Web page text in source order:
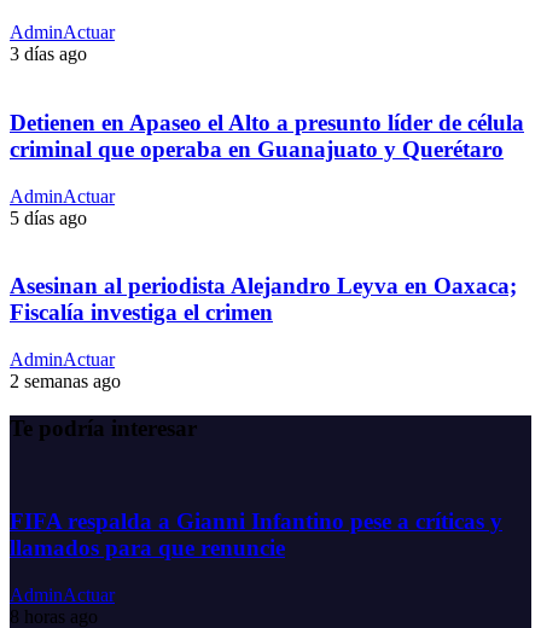
AdminActuar
3 días ago
Detienen en Apaseo el Alto a presunto líder de célula
criminal que operaba en Guanajuato y Querétaro
AdminActuar
5 días ago
Asesinan al periodista Alejandro Leyva en Oaxaca;
Fiscalía investiga el crimen
AdminActuar
2 semanas ago
Te podría interesar
FIFA respalda a Gianni Infantino pese a críticas y
llamados para que renuncie
AdminActuar
8 horas ago